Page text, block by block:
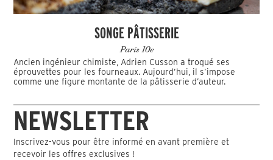
SONGE PÂTISSERIE
Paris 10e
Ancien ingénieur chimiste, Adrien Cusson a troqué ses
éprouvettes pour les fourneaux. Aujourd’hui, il s’impose
comme une figure montante de la pâtisserie d’auteur.
NEWSLETTER
Inscrivez-vous pour être informé en avant première et
recevoir les offres exclusives !